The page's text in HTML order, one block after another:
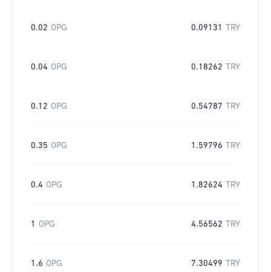
0.02 OPG 0.09131 TRY
0.04 OPG 0.18262 TRY
0.12 OPG 0.54787 TRY
0.35 OPG 1.59796 TRY
0.4 OPG 1.82624 TRY
1 OPG 4.56562 TRY
1.6 OPG 7.30499 TRY